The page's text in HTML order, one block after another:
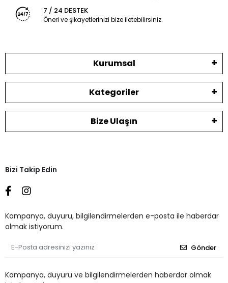
7 / 24 DESTEK
Öneri ve şikayetlerinizi bize iletebilirsiniz.
Kurumsal
Kategoriler
Bize Ulaşın
Bizi Takip Edin
Kampanya, duyuru, bilgilendirmelerden e-posta ile haberdar
olmak istiyorum.
Gönder
Kampanya, duyuru ve bilgilendirmelerden haberdar olmak